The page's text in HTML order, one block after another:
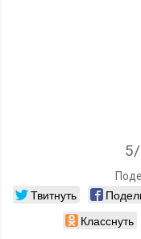
Твитнуть
Класснуть